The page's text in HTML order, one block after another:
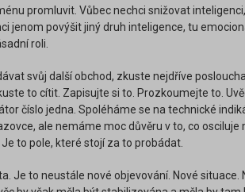
promluvit. Vůbec nechci snižovat
jenom povýšit jiný druh inteligence, tu
roli.
svůj další obchod, zkuste nejdříve
to cítit. Zapisujte si to. Prozkoumejte to.
číslo jedna. Spoléháme se na technické
ale nemáme moc důvěru v to, co
to pole, které stojí za to probádat.
Je to neustále nové objevování. Nové situace.